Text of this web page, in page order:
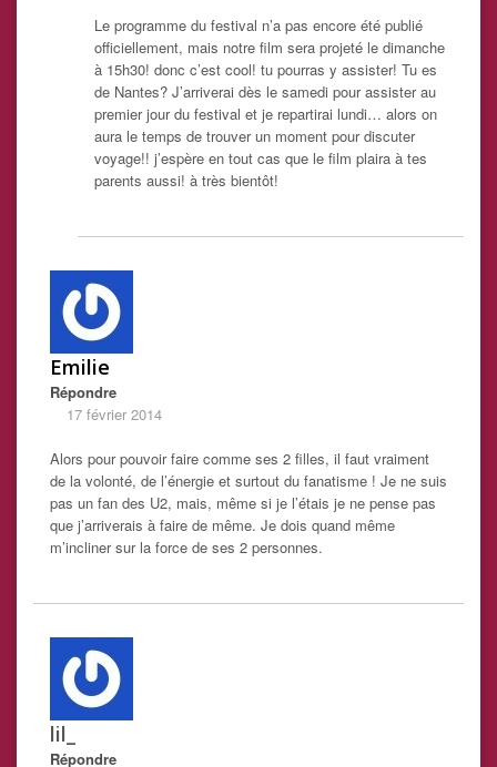
Le programme du festival n’a pas encore été publié
officiellement, mais notre film sera projeté le dimanche
à 15h30! donc c’est cool! tu pourras y assister! Tu es
de Nantes? J’arriverai dès le samedi pour assister au
premier jour du festival et je repartirai lundi… alors on
aura le temps de trouver un moment pour discuter
voyage!! j’espère en tout cas que le film plaira à tes
parents aussi! à très bientôt!
Emilie
Répondre
17 février 2014
Alors pour pouvoir faire comme ses 2 filles, il faut vraiment
de la volonté, de l’énergie et surtout du fanatisme ! Je ne suis
pas un fan des U2, mais, même si je l’étais je ne pense pas
que j’arriverais à faire de même. Je dois quand même
m’incliner sur la force de ses 2 personnes.
lil_
Répondre